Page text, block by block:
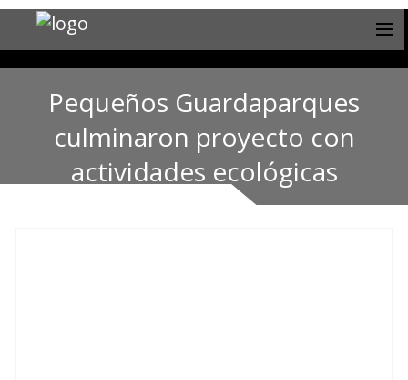
Pequeños Guardaparques
culminaron proyecto con
actividades ecológicas